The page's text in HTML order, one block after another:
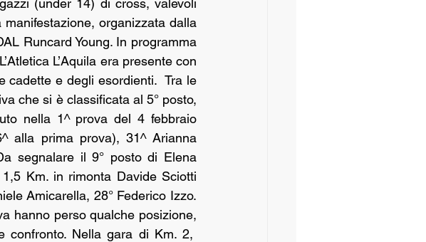
(under 14) di cross, valevoli
organizzata dalla
Runcard Young. In programma
L’Aquila era presente con
e degli esordienti.  Tra le
che si è classificata al 5° posto,
nella 1^ prova del 4 febbraio
alla prima prova), 31^ Arianna
segnalare il 9° posto di Elena
Km. in rimonta Davide Sciotti
Amicarella, 28° Federico Izzo.
hanno perso qualche posizione,
confronto. Nella gara di Km. 2,